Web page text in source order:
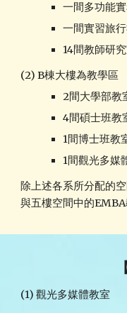
一間多功能
一間實習旅
14間教師研
(2)B棟大樓為教學區
2間大學部教
4間碩士班教
1間博士班教
1間觀光多媒
除上述各系所分配的
與五樓空間中的EMBA
(1) 觀光多媒體教室